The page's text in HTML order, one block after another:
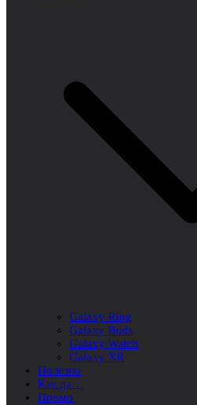
Galaxy Ring
Galaxy Buds
Galaxy Watch
Galaxy XR
Полезно
Как да…
Промо